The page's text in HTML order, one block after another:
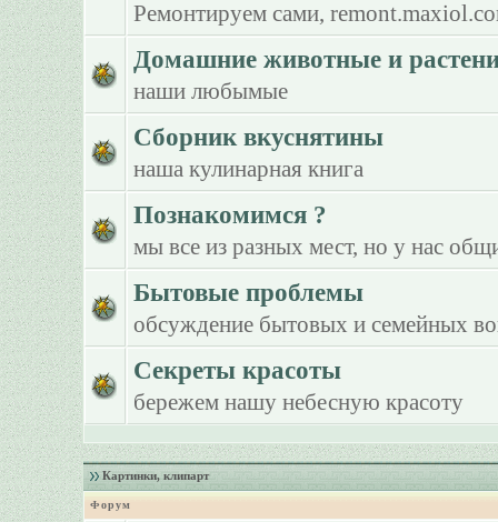
Ремонтируем сами,
Домашние животные и
наши любымые
Сборник вкуснятины
наша кулинарная книга
Познакомимся ?
мы все из разных мест, но у нас
Бытовые проблемы
обсуждение бытовых и семейных
Секреты красоты
бережем нашу небесную красоту
Картинки, клипарт
Форум